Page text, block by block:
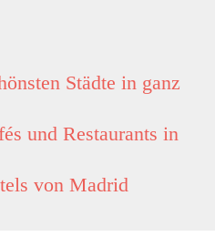
Städte in ganz
und Restaurants in
von Madrid